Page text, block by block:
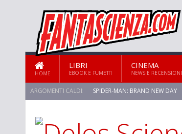
HOME
LIBRI
EBOOK E FUMETTI
CINEMA
NEWS E RECENSIONI
ARGOMENTI CALDI: SPIDER-MAN: BRAND NEW DAY
STAR TREK: STRANGE NEW WORLDS